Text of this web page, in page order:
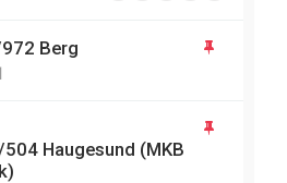
Berg
Haugesund (MKB